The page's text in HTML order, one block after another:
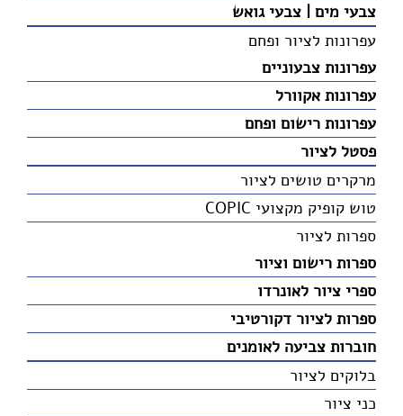
צבעי מים | צבעי גואש
עפרונות לציור ופחם
עפרונות צבעוניים
עפרונות אקוורל
עפרונות רישום ופחם
פסטל לציור
מרקרים טושים לציור
טוש קופיק מקצועי COPIC
ספרות לציור
ספרות רישום וציור
ספרי ציור לאונרדו
ספרות לציור דקורטיבי
חוברות צביעה לאומנים
בלוקים לציור
כני ציור